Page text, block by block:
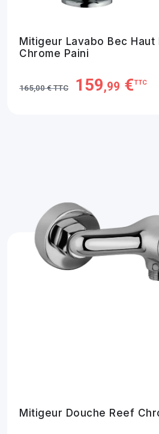
Mitigeur Lavabo Bec
Chrome Paini
165,00 € TTC 159,99 €TTC
Mitigeur Douche Reef